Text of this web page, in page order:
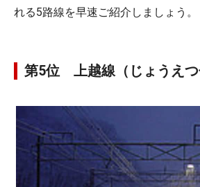
れる5路線を早速ご紹介しましょう。
第5位 上越線（じょうえつ